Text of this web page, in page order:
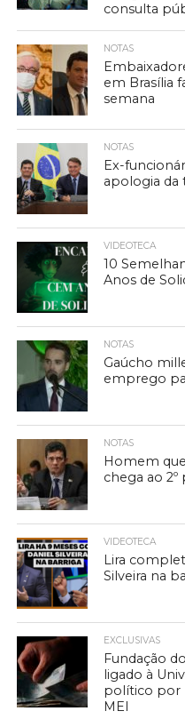
consulta
NOTAS
em Brasília
semana
NOTAS
Ex-
apologia da
VIDEOTECA
10
Anos de
NOTAS
Gaúcho
emprego
NOTAS
Homem
chega ao
VIDEOTECA
Lira
Silveira na
EXCLUSIVAS
Fundação
ligado à
político por
MEI